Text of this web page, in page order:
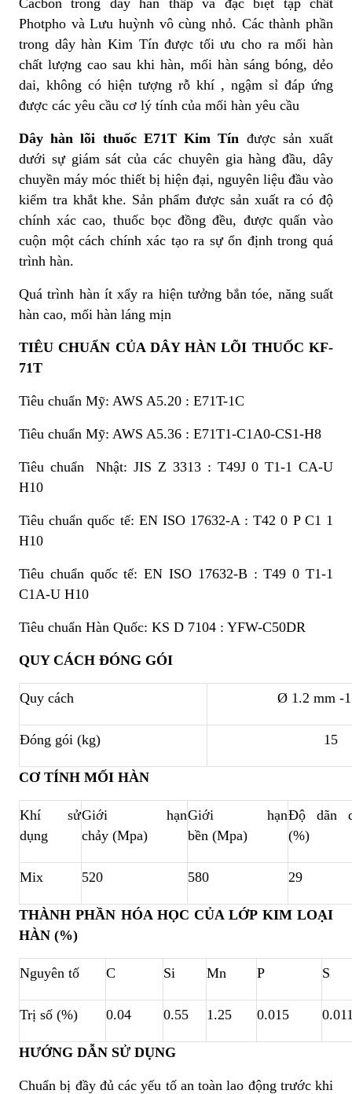
Photpho và Lưu huỳnh vô cùng nhỏ. Các thành phần
trong dây hàn Kim Tín được tối ưu cho ra mối hàn
chất lượng cao sau khi hàn, mối hàn sáng bóng, dẻo
dai, không có hiện tượng rỗ khí , ngậm sỉ đáp ứng
được các yêu cầu cơ lý tính của mối hàn yêu cầu
Dây hàn lõi thuốc E71T Kim Tín được sản xuất
dưới sự giám sát của các chuyên gia hàng đầu, dây
chuyền máy móc thiết bị hiện đại, nguyên liệu đầu vào
kiểm tra khắt khe. Sản phẩm được sản xuất ra có độ
chính xác cao, thuốc bọc đồng đều, được quấn vào
cuộn một cách chính xác tạo ra sự ổn định trong quá
trình hàn.
Quá trình hàn ít xẩy ra hiện tưởng bắn tóe, năng suất
hàn cao, mối hàn láng mịn
TIÊU CHUẨN CỦA DÂY HÀN LÕI THUỐC KF-
71T
Tiêu chuẩn Mỹ: AWS A5.20 : E71T-1C
Tiêu chuẩn Mỹ: AWS A5.36 : E71T1-C1A0-CS1-H8
Tiêu chuẩn Nhật: JIS Z 3313 : T49J 0 T1-1 CA-U
H10
Tiêu chuẩn quốc tế: EN ISO 17632-A : T42 0 P C1 1
H10
Tiêu chuẩn quốc tế: EN ISO 17632-B : T49 0 T1-1
C1A-U H10
Tiêu chuẩn Hàn Quốc: KS D 7104 : YFW-C50DR
QUY CÁCH ĐÓNG GÓI
Quy cách Ø 1.2 mm -
Đóng gói (kg) 15
CƠ TÍNH MỐI HÀN
Khí sử
dụng
Giới hạn
chảy (Mpa)
Giới hạn
bền (Mpa)
Độ dãn
(%)
Mix 520 580 29
THÀNH PHẦN HÓA HỌC CỦA LỚP KIM LOẠI
HÀN (%)
Nguyên tố C Si Mn P S
Trị số (%) 0.04 0.55 1.25 0.015
HƯỚNG DẪN SỬ DỤNG
Chuẩn bị đầy đủ các yếu tố an toàn lao động trước khi